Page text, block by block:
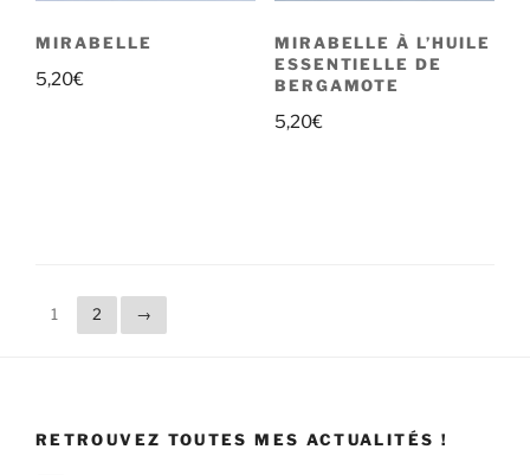
MIRABELLE
5,20€
MIRABELLE À L’HUILE
ESSENTIELLE DE
BERGAMOTE
5,20€
1 2 →
RETROUVEZ TOUTES MES ACTUALITÉS !